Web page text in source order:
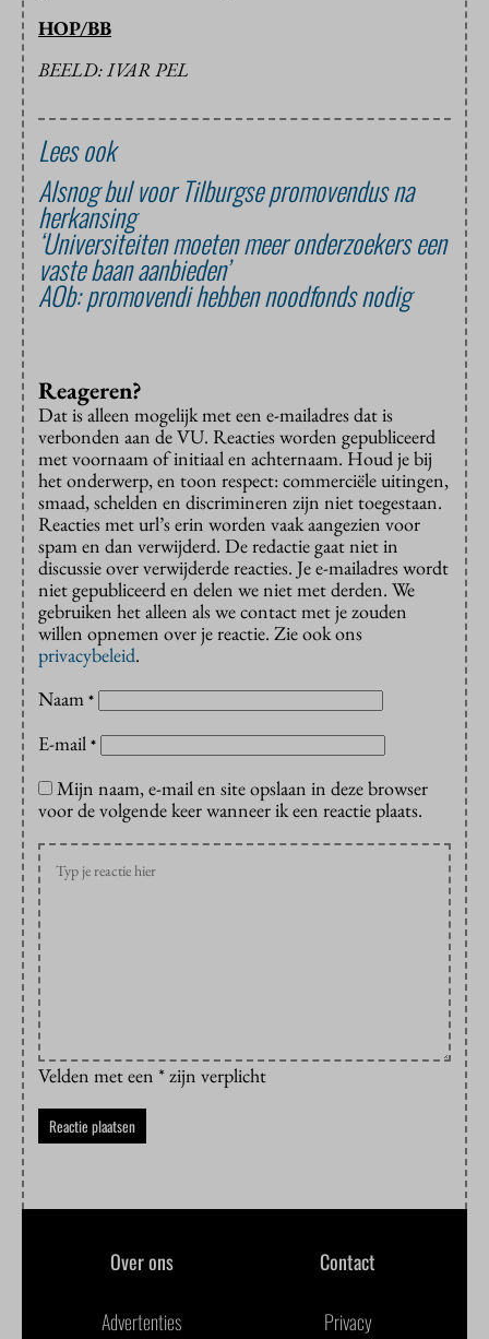
HOP/BB
BEELD: IVAR PEL
Lees ook
Alsnog bul voor Tilburgse promovendus na
herkansing
‘Universiteiten moeten meer onderzoekers een
vaste baan aanbieden’
AOb: promovendi hebben noodfonds nodig
Reageren?
Dat is alleen mogelijk met een e-mailadres dat is
verbonden aan de VU. Reacties worden gepubliceerd
met voornaam of initiaal en achternaam. Houd je bij
het onderwerp, en toon respect: commerciële uitingen,
smaad, schelden en discrimineren zijn niet toegestaan.
Reacties met url’s erin worden vaak aangezien voor
spam en dan verwijderd. De redactie gaat niet in
discussie over verwijderde reacties. Je e-mailadres wordt
niet gepubliceerd en delen we niet met derden. We
gebruiken het alleen als we contact met je zouden
willen opnemen over je reactie. Zie ook ons
privacybeleid.
Naam *
E-mail *
Mijn naam, e-mail en site opslaan in deze browser
voor de volgende keer wanneer ik een reactie plaats.
Velden met een * zijn verplicht
Over ons Contact
Advertenties Privacy